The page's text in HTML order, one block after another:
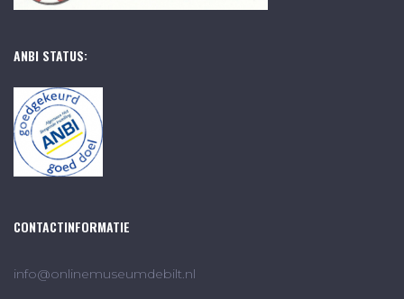
ANBI STATUS:
CONTACTINFORMATIE
info@onlinemuseumdebilt.nl